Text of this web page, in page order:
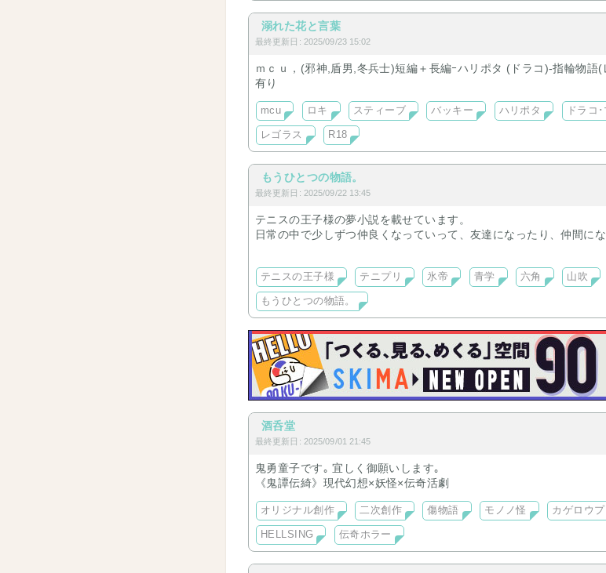
溺れた花と言葉
最終更新日: 2025/09/23 15:02
ｍｃｕ，(邪神,盾男,冬兵士)短編＋長編ｰハリポタ (ドラコ)-指輪物
有り
mcu ロキ スティーブ バッキー ハリポタ ドラコ
レゴラス R18
もうひとつの物語。
最終更新日: 2025/09/22 13:45
テニスの王子様の夢小説を載せています。
日常の中で少しずつ仲良くなっていって、友達になったり、仲間に
現在は、毎日をそれなりに楽しく過ごしている氷帝の地味な２年女
“氷帝での出会い編”（全36話）、“合同合宿編”（全95話）を経て、“
んでいます。番外編もありますので、よろしければご覧ください。
テニスの王子様 テニプリ 氷帝 青学 六角 山吹
もうひとつの物語。
酒呑堂
最終更新日: 2025/09/01 21:45
鬼勇童子です｡ 宜しく御願いします｡
《鬼譚伝綺》現代幻想×妖怪×伝奇活劇
オリジナル創作 二次創作 傷物語 モノノ怪 カゲロウ
HELLSING 伝奇ホラー